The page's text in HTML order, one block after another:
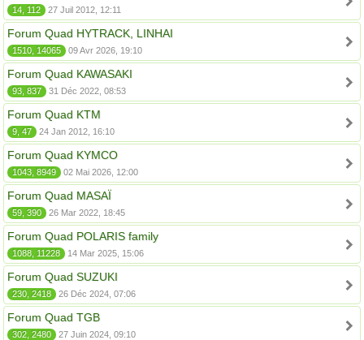
14, 112 27 Juil 2012, 12:11
Forum Quad HYTRACK, LINHAI
1510, 14065 09 Avr 2026, 19:10
Forum Quad KAWASAKI
93, 837 31 Déc 2022, 08:53
Forum Quad KTM
9, 47 24 Jan 2012, 16:10
Forum Quad KYMCO
1043, 8949 02 Mai 2026, 12:00
Forum Quad MASAÏ
59, 390 26 Mar 2022, 18:45
Forum Quad POLARIS family
1088, 11228 14 Mar 2025, 15:06
Forum Quad SUZUKI
230, 2418 26 Déc 2024, 07:06
Forum Quad TGB
302, 2480 27 Juin 2024, 09:10